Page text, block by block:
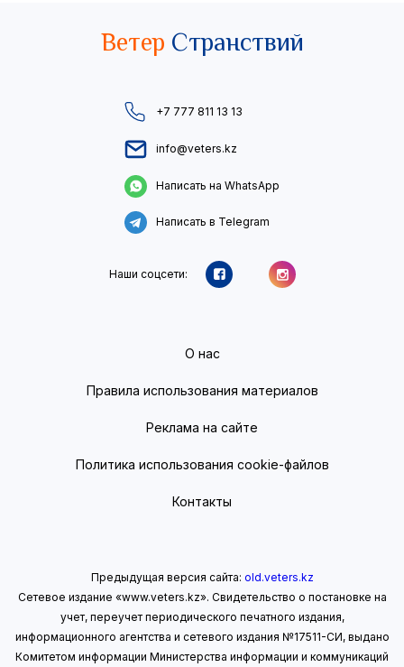
Ветер Странствий
+7 777 811 13 13
info@veters.kz
Написать на WhatsApp
Написать в Telegram
Наши соцсети:
О нас
Правила использования материалов
Реклама на сайте
Политика использования cookie-файлов
Контакты
Предыдущая версия сайта: old.veters.kz
Сетевое издание «www.veters.kz». Свидетельство о постановке на
учет, переучет периодического печатного издания,
информационного агентства и сетевого издания №17511-СИ, выдано
Комитетом информации Министерства информации и коммуникаций